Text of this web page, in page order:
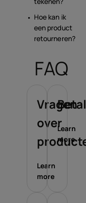
Hoe kan ik
een product
retourneren?
FAQ
Vragen
over
Learn
more
Learn
more